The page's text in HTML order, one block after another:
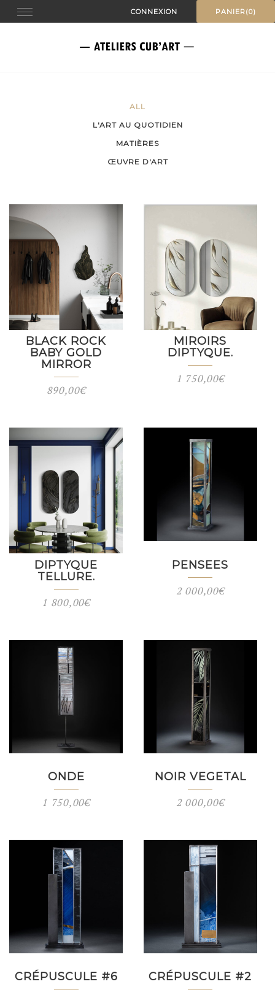
Skip
CONNEXION PANIER(0)
Toggle
navigation
ALL
L'ART AU QUOTIDIEN
MATIÈRES
ŒUVRE D'ART
BLACK ROCK
BABY GOLD
MIRROR
890,00€
MIROIRS
DIPTYQUE.
1 750,00€
DIPTYQUE
TELLURE.
1 800,00€
PENSEES
2 000,00€
ONDE
1 750,00€
NOIR VEGETAL
2 000,00€
CRÉPUSCULE #6
CRÉPUSCULE #2